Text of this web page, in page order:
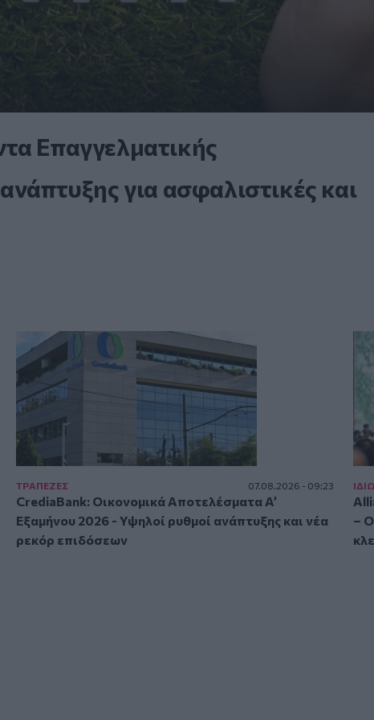
Επαγγελματικής
για ασφαλιστικές και
ΤΡAΠΕΖΕΣ 07.08.2026 - 09:23
CrediaBank: Οικονομικά Αποτελέσματα A’
Εξαμήνου 2026 - Υψηλοί ρυθμοί ανάπτυξης και νέα
ρεκόρ επιδόσεων
–